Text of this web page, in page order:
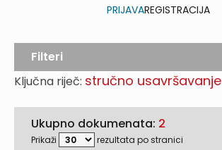
PRIJAVAREGISTRACIJA
Ključna riječ: stručno usavršavanje
Ukupno dokumenata: 2
Prikaži rezultata po stranici
Filteri